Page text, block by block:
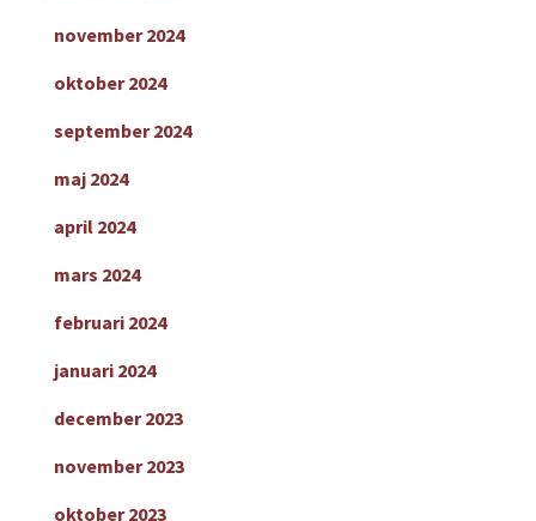
november 2024
oktober 2024
september 2024
maj 2024
april 2024
mars 2024
februari 2024
januari 2024
december 2023
november 2023
oktober 2023